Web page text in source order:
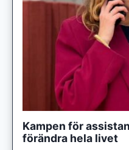
Kampen för
förändra hela livet